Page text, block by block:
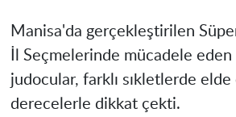
Manisa'da gerçekleştirilen
İl Seçmelerinde mücadele
judocular, farklı sıkletlerde
derecelerle dikkat çekti.